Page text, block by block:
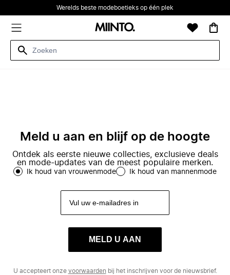
Werelds beste modeboetieks op één plek
Meld u aan en blijf op de hoogte
Ontdek als eerste nieuwe collecties, exclusieve deals
en mode-updates van de meest populaire merken.
Ik houd van vrouwenmode Ik houd van mannenmode
MELD U AAN
U accepteert onze voorwaarden bij het inschrijven voor de nieuwsbrief.